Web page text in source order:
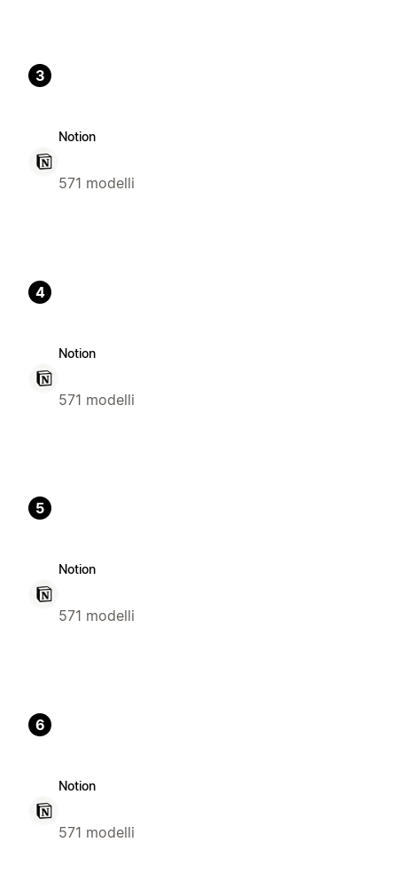
3
Notion
571 modelli
4
Notion
571 modelli
5
Notion
571 modelli
6
Notion
571 modelli